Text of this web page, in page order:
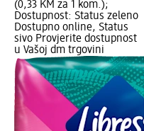
(0,33 KM za 1 kom.);
Dostupnost: Status zeleno
Dostupno online, Status
sivo Provjerite dostupnost
u Vašoj dm trgovini